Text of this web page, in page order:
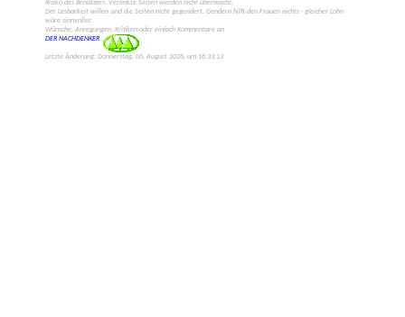
Risiko des Benut­zers. Verlinkte Seiten werden nicht über­wacht.
Der Lesbarkeit willen sind die Seiten nicht gegen­dert. Gendern hilft den Frauen nichts - gleicher Lohn
wäre sinn­voller.
Wünsche, Anregungen, Kriti­ken oder einfach Kommen­tare an
DER NACHDENKER
Letzte Änderung: Donnerstag, 06. August 2026, um 16:33:13